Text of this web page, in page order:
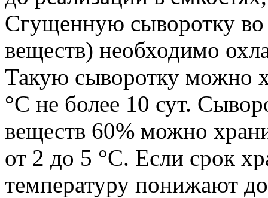
Сгущенную сыворотку во
веществ) необходимо
Такую сыворотку можно
°C не более 10 сут.
веществ 60% можно
от 2 до 5 °С. Если срок
температуру понижают